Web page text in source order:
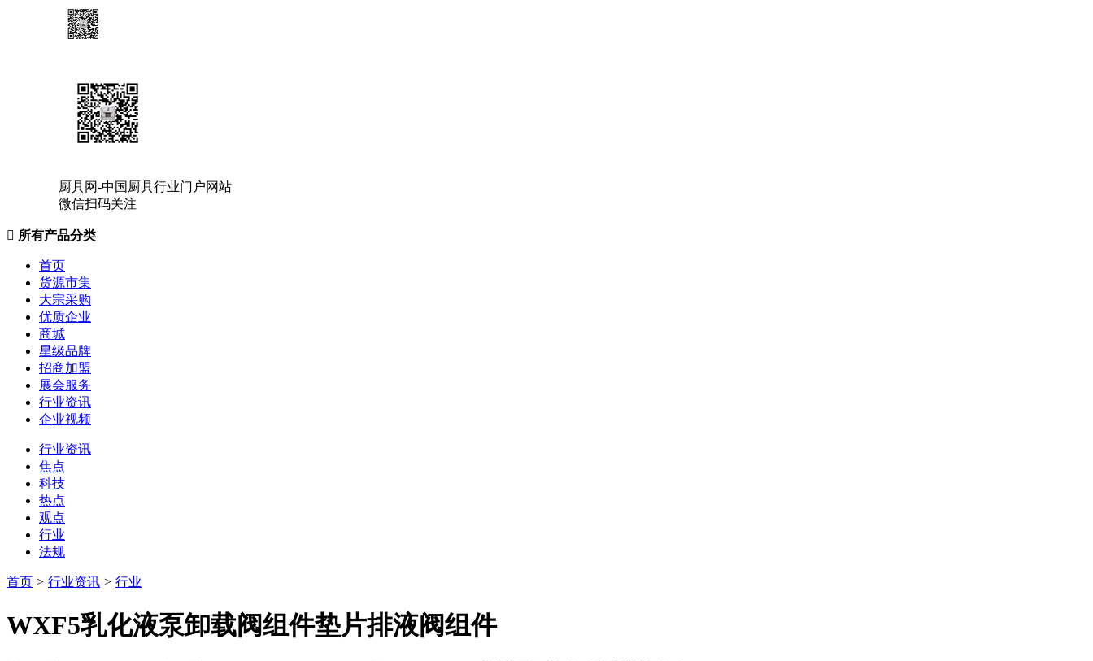
厨具网-中国厨具行业门户网站
微信扫码关注
 所有产品分类
首页
货源市集
大宗采购
优质企业
商城
星级品牌
招商加盟
展会服务
行业资讯
企业视频
行业资讯
焦点
科技
热点
观点
行业
法规
首页 > 行业资讯 > 行业
WXF5乳化液泵卸载阀组件垫片排液阀组件